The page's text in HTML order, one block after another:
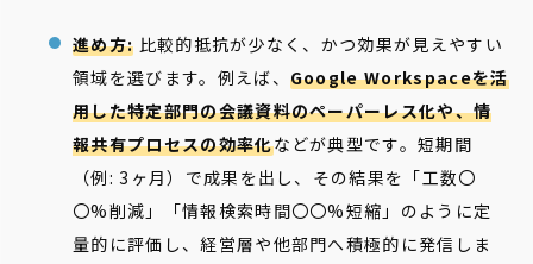
進め方: 比較的抵抗が少なく、かつ効果が見えやすい
領域を選びます。例えば、 Google Workspaceを活
用した特定部門の会議資料のペーパーレス化や、情
報共有プロセスの効率化などが典型です。短期間
（例: 3ヶ月）で成果を出し、その結果を「工数〇
〇%削減」「情報検索時間〇〇%短縮」のように定
量的に評価し、経営層や他部門へ積極的に発信しま